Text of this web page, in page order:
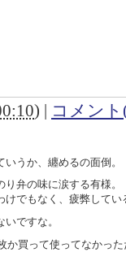
) コメント
うか、纏めるの面倒。
弁の味に涙する有様。
けでもなく、疲弊してい
ですな。
か買って使ってなかっ